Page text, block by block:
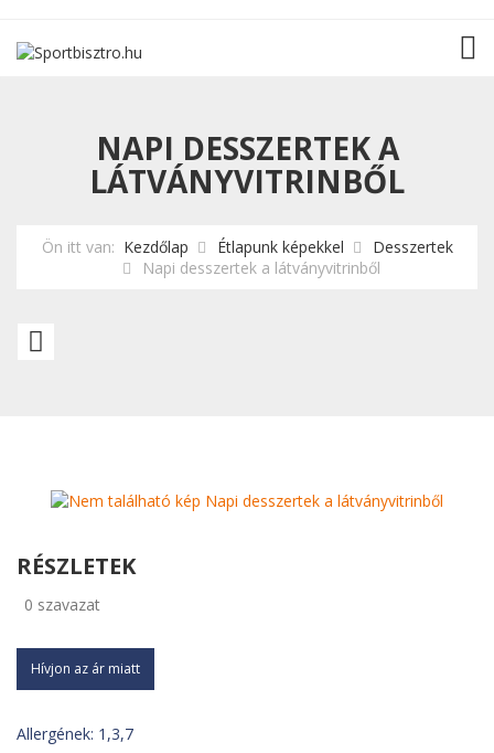
NAPI DESSZERTEK A
LÁTVÁNYVITRINBŐL
Ön itt van: Kezdőlap Étlapunk képekkel
Desszertek
Napi desszertek a látványvitrinből
grillázzsal
RÉSZLETEK
0 szavazat
Hívjon az ár miatt
Allergének: 1,3,7